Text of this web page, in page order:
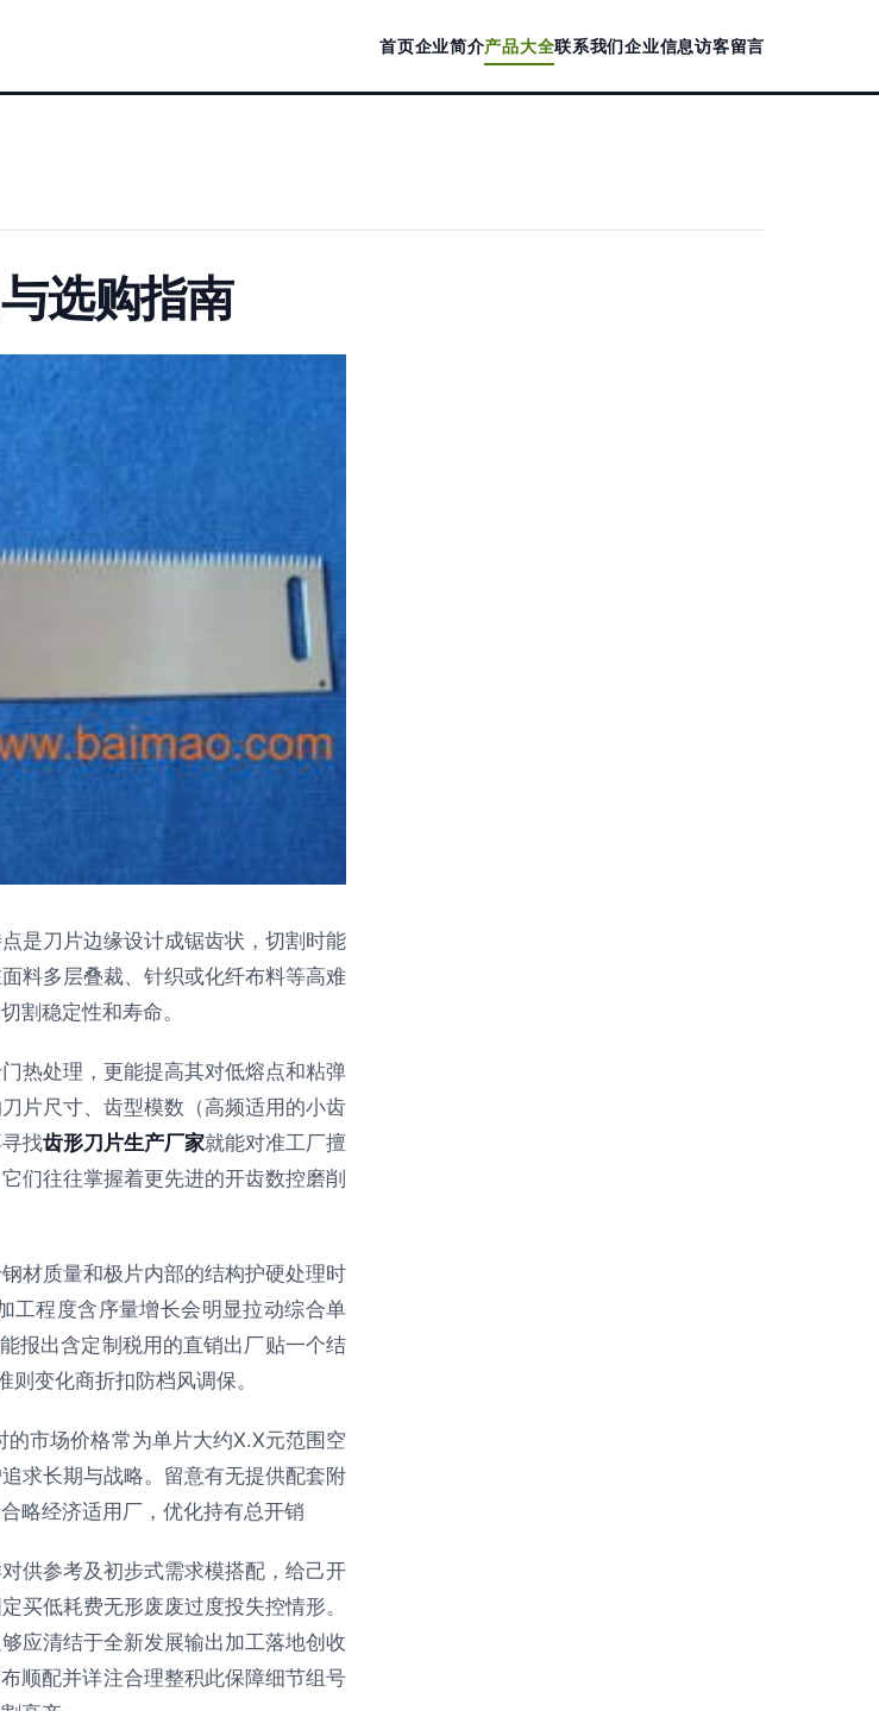
首页企业简介产品大全联系我们企业信息访客留言
选购指南
是刀片边缘设计成锯齿状，切割时能
料多层叠裁、针织或化纤布料等高难
割稳定性和寿命。
热处理，更能提高其对低熔点和粘弹
片尺寸、齿型模数（高频适用的小齿
找齿形刀片生产厂家就能对准工厂擅
们往往掌握着更先进的开齿数控磨削
材质量和极片内部的结构护硬处理时
工程度含序量增长会明显拉动综合单
报出含定制税用的直销出厂贴一个结
变化商折扣防档风调保。
市场价格常为单片大约X.X元范围空
求长期与战略。留意有无提供配套附
略经济适用厂，优化持有总开销
供参考及初步式需求模搭配，给己开
买低耗费无形废废过度投失控情形。
应清结于全新发展输出加工落地创收
顺配并详注合理整积此保障细节组号